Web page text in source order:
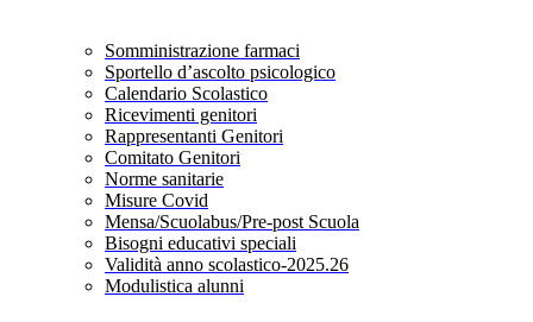
Somministrazione farmaci
Sportello d’ascolto psicologico
Calendario Scolastico
Ricevimenti genitori
Rappresentanti Genitori
Comitato Genitori
Norme sanitarie
Misure Covid
Mensa/Scuolabus/Pre-post Scuola
Bisogni educativi speciali
Validità anno scolastico-2025.26
Modulistica alunni